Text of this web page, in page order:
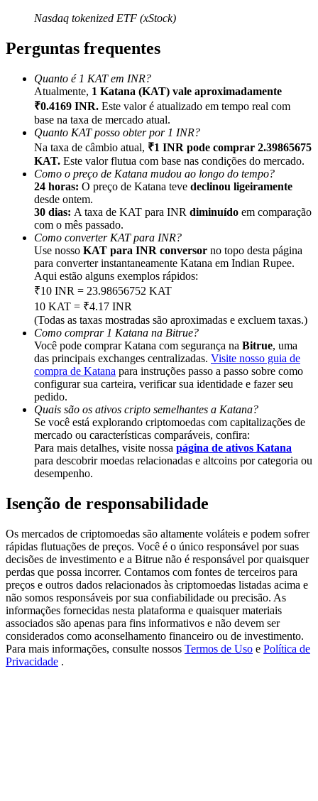
Indicação
Convide um amigo para receber recompensas em dinheiro
Deposit CASHCAT & Win
Deposit CASHCAT & Win
Share 500000 CASHCAT prize pool
Exclusive for BitMart Users
Register & Trade to Win 500,000 USDT
Precious Metals Trading Carnival
USDT New User Exclusive 10% APR
USDT Flexible Staking | Daily Rewards
New Listing Futures Fest
Trade New Futures, Win 200,000 USDT
Nasdaq tokenized ETF (xStock)
Perguntas frequentes
Quanto é 1 KAT em INR?
Atualmente, 1 Katana (KAT) vale aproximadamente
₹0.4169 INR. Este valor é atualizado em tempo real com
base na taxa de mercado atual.
Quanto KAT posso obter por 1 INR?
Na taxa de câmbio atual, ₹1 INR pode comprar 2.39865675
KAT. Este valor flutua com base nas condições do mercado.
Como o preço de Katana mudou ao longo do tempo?
24 horas: O preço de Katana teve declinou ligeiramente
desde ontem.
30 dias: A taxa de KAT para INR diminuído em comparação
com o mês passado.
Como converter KAT para INR?
Use nosso KAT para INR conversor no topo desta página
para converter instantaneamente Katana em Indian Rupee.
Aqui estão alguns exemplos rápidos:
₹10 INR = 23.98656752 KAT
10 KAT = ₹4.17 INR
(Todas as taxas mostradas são aproximadas e excluem taxas.)
Como comprar 1 Katana na Bitrue?
Você pode comprar Katana com segurança na Bitrue, uma
das principais exchanges centralizadas. Visite nosso guia de
compra de Katana para instruções passo a passo sobre como
configurar sua carteira, verificar sua identidade e fazer seu
pedido.
Quais são os ativos cripto semelhantes a Katana?
Se você está explorando criptomoedas com capitalizações de
mercado ou características comparáveis, confira:
Para mais detalhes, visite nossa página de ativos Katana
para descobrir moedas relacionadas e altcoins por categoria ou
desempenho.
Isenção de responsabilidade
Os mercados de criptomoedas são altamente voláteis e podem sofrer
rápidas flutuações de preços. Você é o único responsável por suas
decisões de investimento e a Bitrue não é responsável por quaisquer
perdas que possa incorrer. Contamos com fontes de terceiros para
preços e outros dados relacionados às criptomoedas listadas acima e
não somos responsáveis por sua confiabilidade ou precisão. As
informações fornecidas nesta plataforma e quaisquer materiais
associados são apenas para fins informativos e não devem ser
considerados como aconselhamento financeiro ou de investimento.
Para mais informações, consulte nossos Termos de Uso e Política de
Privacidade .